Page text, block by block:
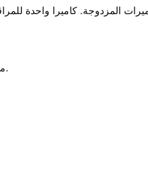
• ميكروفون ومكبر صوت مدمجان، يدعمان التحدث في اتجاهين.